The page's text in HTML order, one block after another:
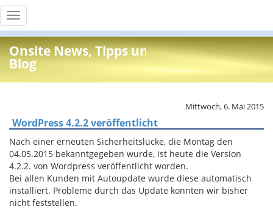
Toggle
navigation
Onsite News, Tipps und Info
Blog
Mittwoch, 6. Mai 2015
WordPress 4.2.2 veröffentlicht
Nach einer erneuten Sicherheitslücke, die Montag den
04.05.2015 bekanntgegeben wurde, ist heute die Version
4.2.2. von Wordpress veröffentlicht worden.
Bei allen Kunden mit Autoupdate wurde diese automatisch
installiert. Probleme durch das Update konnten wir bisher
nicht feststellen.